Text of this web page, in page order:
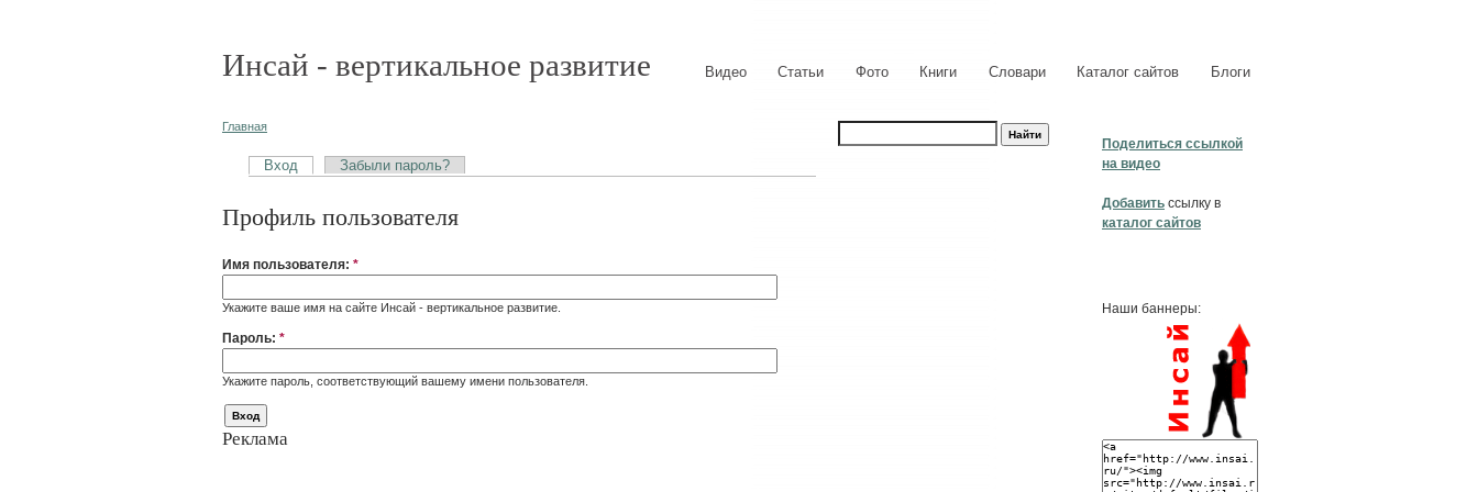
Инсай - вертикальное развитие Видео Статьи Фото Книги Словари Каталог сайтов Блоги
Поделиться ссылкой
на видео
Добавить ссылку в
каталог сайтов
Наши баннеры:
Главная
Вход Забыли пароль?
Профиль пользователя
Имя пользователя: *
Укажите ваше имя на сайте Инсай - вертикальное развитие.
Пароль: *
Укажите пароль, соответствующий вашему имени пользователя.
Реклама